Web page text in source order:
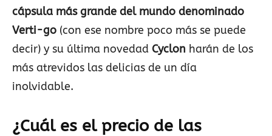
cápsula más grande del mundo denominado
Verti-go (con ese nombre poco más se puede
decir) y su última novedad Cyclon harán de los
más atrevidos las delicias de un día
inolvidable.
¿Cuál es el precio de las